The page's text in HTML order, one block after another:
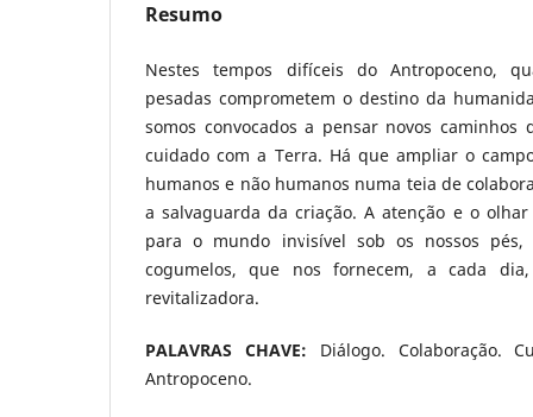
Resumo
Nestes tempos difíceis do Antropoceno,
pesadas comprometem o destino da
somos convocados a pensar novos
cuidado com a Terra. Há que ampliar o
humanos e não humanos numa teia de
a salvaguarda da criação. A atenção e o
para o mundo invisível sob os nossos
cogumelos, que nos fornecem, a cada
revitalizadora.
PALAVRAS CHAVE: Diálogo. Colaboração.
Antropoceno.